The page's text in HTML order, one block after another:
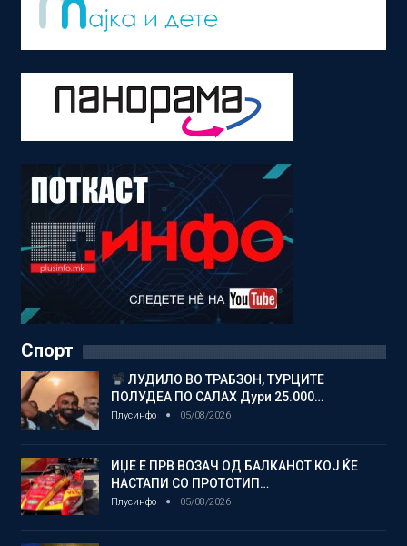
Спорт
ЛУДИЛО ВО ТРАБЗОН, ТУРЦИТЕ
ПОЛУДЕА ПО САЛАХ Дури 25.000…
Плусинфо 05/08/2026
ИЏЕ Е ПРВ ВОЗАЧ ОД БАЛКАНОТ КОЈ ЌЕ
НАСТАПИ СО ПРОТОТИП…
Плусинфо 05/08/2026